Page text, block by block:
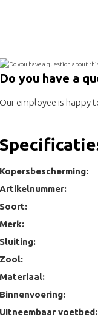
Do you have a
Our employee is happy
Kopersbescherming:
Artikelnummer:
Soort:
Merk:
Sluiting:
Zool:
Materiaal:
Binnenvoering:
Uitneembaar voetbed: